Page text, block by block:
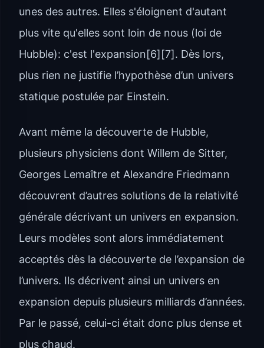
unes des autres. Elles s'éloignent d'autant
plus vite qu'elles sont loin de nous (loi de
Hubble): c'est l'expansion[6][7]. Dès lors,
plus rien ne justifie l’hypothèse d’un univers
statique postulée par Einstein.
Avant même la découverte de Hubble,
plusieurs physiciens dont Willem de Sitter,
Georges Lemaître et Alexandre Friedmann
découvrent d’autres solutions de la relativité
générale décrivant un univers en expansion.
Leurs modèles sont alors immédiatement
acceptés dès la découverte de l’expansion de
l’univers. Ils décrivent ainsi un univers en
expansion depuis plusieurs milliards d’années.
Par le passé, celui-ci était donc plus dense et
plus chaud.